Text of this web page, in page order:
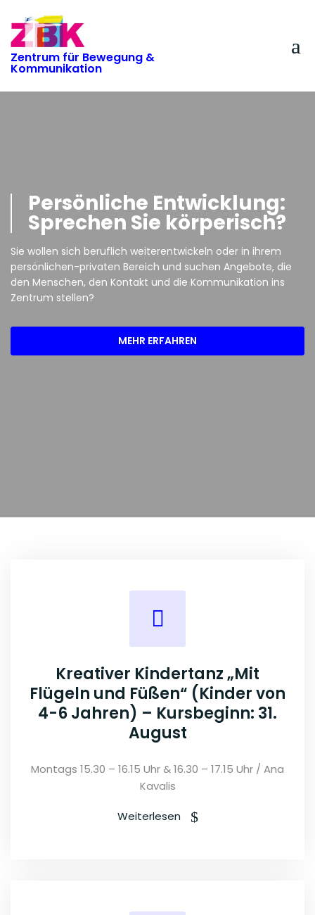
content
Zentrum für Bewegung &
Kommunikation
Persönliche Entwicklung:
Sprechen Sie körperisch?
Sie wollen sich beruflich weiterentwickeln oder in ihrem
persönlichen-privaten Bereich und suchen Angebote, die
den Menschen, den Kontakt und die Kommunikation ins
Zentrum stellen?
MEHR ERFAHREN
Kreativer Kindertanz „Mit
Flügeln und Füßen“ (Kinder von
4-6 Jahren) – Kursbeginn: 31.
August
Montags 15.30 – 16.15 Uhr & 16.30 – 17.15 Uhr / Ana
Kavalis
Weiterlesen